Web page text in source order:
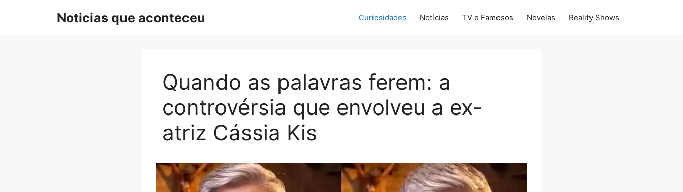
Noticias que aconteceu Curiosidades Notícias TV e Famosos Novelas Reality Shows
Quando as palavras ferem: a
controvérsia que envolveu a ex-
atriz Cássia Kis